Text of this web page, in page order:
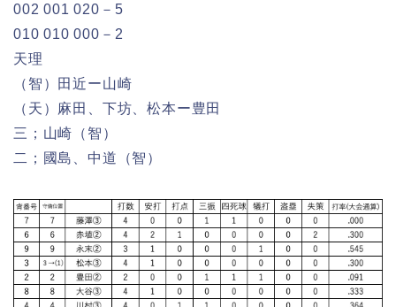
002 001 020－5
010 010 000－2
天理
（智）田近ー山崎
（天）麻田、下坊、松本ー豊田
三；山崎（智）
二；國島、中道（智）